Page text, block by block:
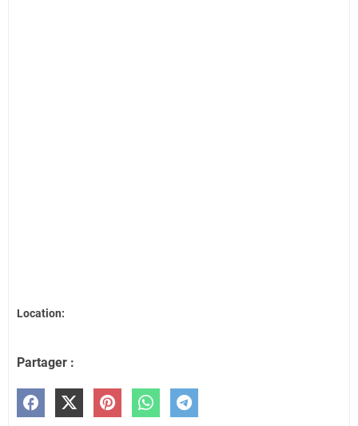
Location:
Partager :